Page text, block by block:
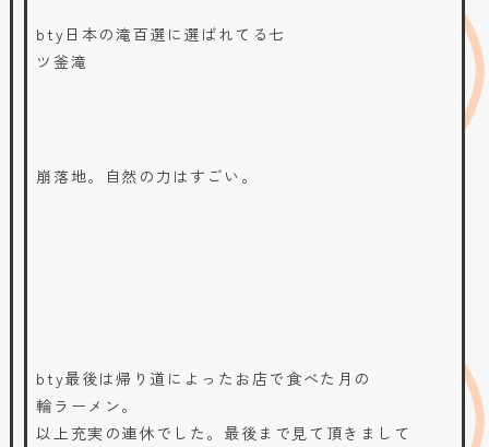
bty日本の滝百選に選ばれてる七
ツ釜滝
崩落地。自然の力はすごい。
bty最後は帰り道によったお店で食べた月の
輪ラーメン。
以上充実の連休でした。最後まで見て頂きまして